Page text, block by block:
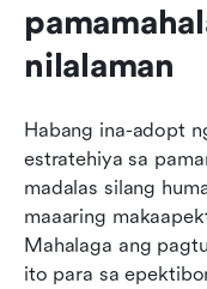
nilalaman
Habang ina-adopt
estratehiya sa
madalas silang
maaaring
Mahalaga ang
ito para sa